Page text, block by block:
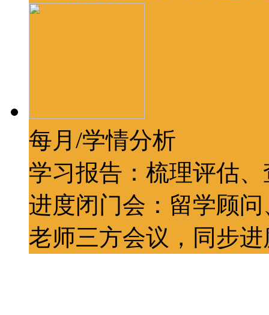
每月/学情分析
学习报告：梳理评估
进度闭门会：留学顾
老师三方会议，同步